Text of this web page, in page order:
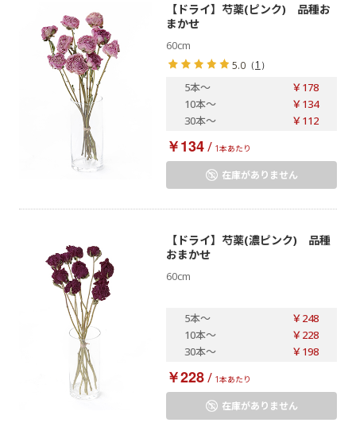
【ドライ】芍薬(ピンク) 品種お
まかせ
60cm
5.0 （1 ）
5本～
￥178
10本～
￥134
30本～ ￥112
￥134/ 1本あたり
在庫がありません
【ドライ】芍薬(濃ピンク) 品種
おまかせ
60cm
5本～
￥248
10本～
￥228
30本～ ￥198
￥228/ 1本あたり
在庫がありません